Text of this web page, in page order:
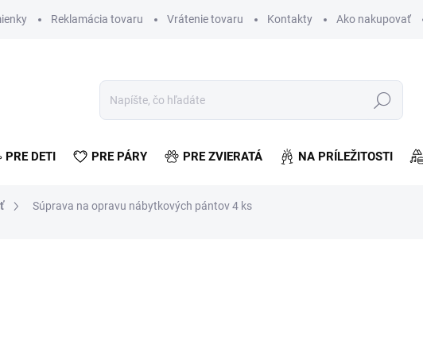
Reklamácia tovaru Vrátenie tovaru Kontakty Ako nakupovať
Hľadať
PRE DETI PRE PÁRY PRE ZVIERATÁ NA PRÍLEŽITOSTI
Súprava na opravu nábytkových pántov 4 ks